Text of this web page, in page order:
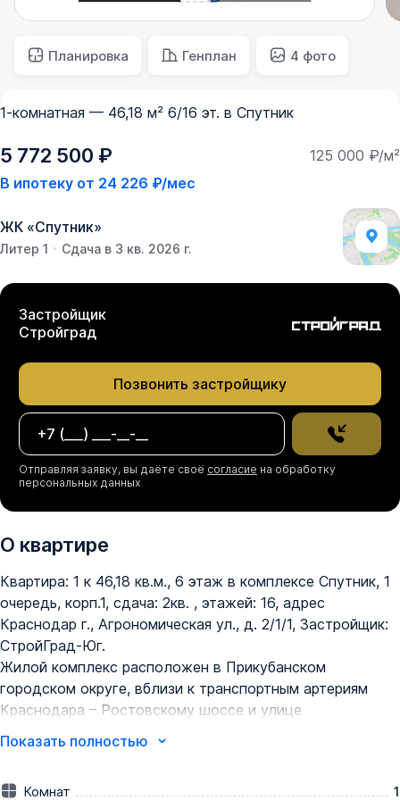
Планировка Генплан 4 фото
1-комнатная — 46,18 м² 6/16 эт. в Спутник
5 772 500 ₽
125 000 ₽/м²
В ипотеку от 24 226 ₽/мес
ЖК «Спутник»
Литер 1 Сдача в 3 кв. 2026 г.
Застройщик
Стройград
Позвонить застройщику
Отправляя заявку, вы даёте своё согласие на обработку
персональных данных
О квартире
Квартира: 1 к 46,18 кв.м., 6 этаж в комплексе Спутник, 1
очередь, корп.1, сдача: 2кв. , этажей: 16, адрес
Краснодар г., Агрономическая ул., д. 2/1/1, Застройщик:
СтройГрад-Юг.
Жилой комплекс расположен в Прикубанском
городском округе, вблизи к транспортным артериям
Краснодара – Ростовскому шоссе и улице
Дзержинского. Удобный заезд обеспечивает комфорт
доехать до аэропорта Краснодара, за 1 час 50 минут –
Показать полностью
Комнат 1